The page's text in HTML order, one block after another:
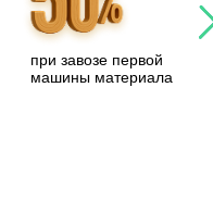
при завозе первой
машины материала